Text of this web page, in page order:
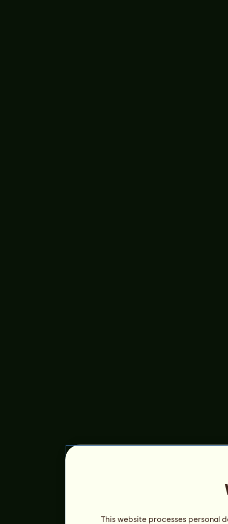
This website processes personal